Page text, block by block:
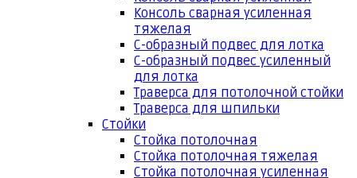
Консоль сварная усиленная
тяжелая
С-образный подвес для лотка
С-образный подвес усиленный
для лотка
Траверса для потолочной стойки
Траверса для шпильки
Стойки
Стойка потолочная
Стойка потолочная тяжелая
Стойка потолочная усиленная